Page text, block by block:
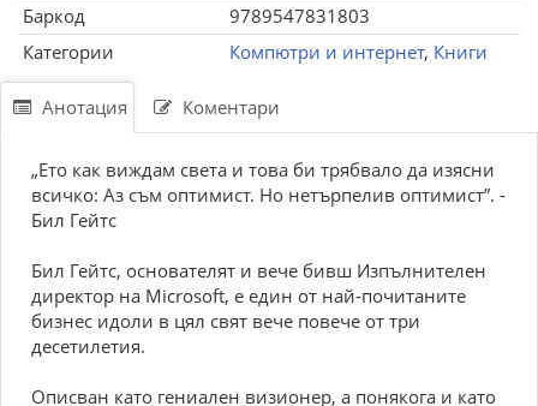
Баркод
9789547831803
Категории
Компютри и интернет, Книги
Анотация Коментари
„Ето как виждам света и това би трябвало да изясни
всичко: Аз съм оптимист. Но нетърпелив оптимист”. -
Бил Гейтс
Бил Гейтс, основателят и вече бивш Изпълнителен
директор на Microsoft, е един от най-почитаните
бизнес идоли в цял свят вече повече от три
десетилетия.
Описван като гениален визионер, а понякога и като